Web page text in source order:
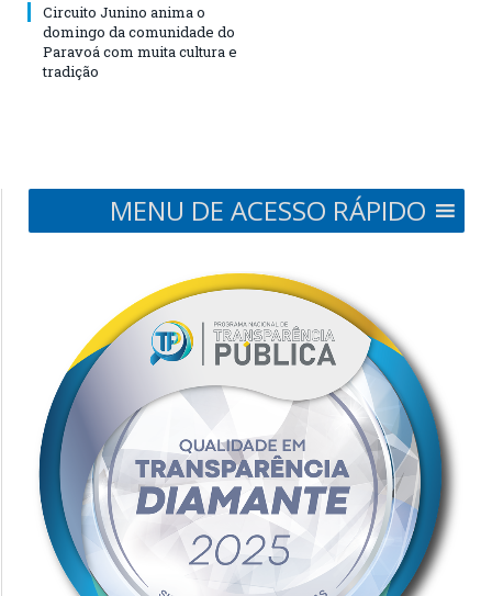
Circuito Junino anima o
domingo da comunidade do
Paravoá com muita cultura e
tradição
MENU DE ACESSO RÁPIDO